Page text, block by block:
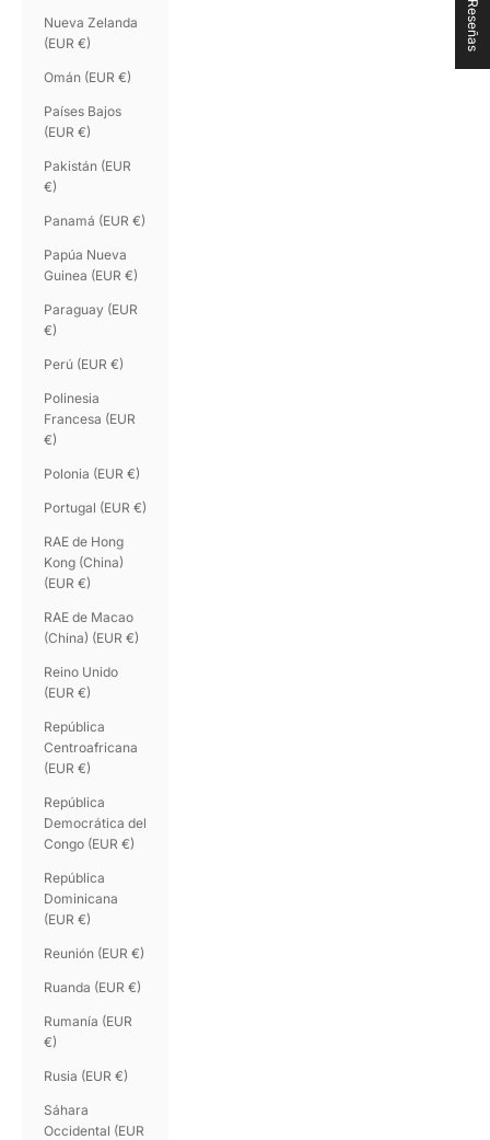
Nueva Zelanda
(EUR €)
Omán (EUR €)
Países Bajos
(EUR €)
Pakistán (EUR
€)
Panamá (EUR €)
Papúa Nueva
Guinea (EUR €)
Paraguay (EUR
€)
Perú (EUR €)
Polinesia
Francesa (EUR
€)
Polonia (EUR €)
Portugal (EUR €)
RAE de Hong
Kong (China)
(EUR €)
RAE de Macao
(China) (EUR €)
Reino Unido
(EUR €)
República
Centroafricana
(EUR €)
República
Democrática del
Congo (EUR €)
República
Dominicana
(EUR €)
Reunión (EUR €)
Ruanda (EUR €)
Rumanía (EUR
€)
Rusia (EUR €)
Sáhara
Occidental (EUR
★ Reseñas